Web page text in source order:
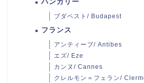
ハンガリー
ブダペスト/ Budapest
フランス
アンティーブ/ Antibes
エズ/ Eze
カンヌ/ Cannes
クレルモン＝フェラン/